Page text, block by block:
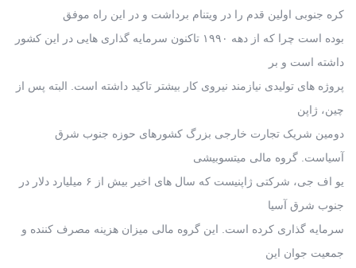
کره جنوبی اولین قدم را در ویتنام برداشت و در این راه موفق
بوده است چرا که از دهه ۱۹۹۰ تاکنون سرمایه گذاری هایی در این کشور
داشته است و بر
پروژه های تولیدی نیازمند نیروی کار بیشتر تاکید داشته است. البته پس از
چین، ژاپن
دومین شریک تجارت خارجی بزرگ کشورهای حوزه جنوب شرق
آسیاست. گروه مالی میتسوبیشی
یو اف جی، شرکتی ژاپنیست که سال های اخیر بیش از ۶ میلیارد دلار در
جنوب شرق آسیا
سرمایه گذاری کرده است. این گروه مالی میزان هزینه مصرف کننده و
جمعیت جوان این